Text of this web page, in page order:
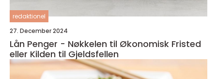
redaktionel
27. December 2024
Lån Penger - Nøkkelen til Økonomisk Fristed
eller Kilden til Gjeldsfellen